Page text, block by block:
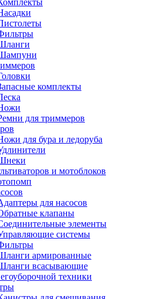
комплекты
для триммеров
для бура и ледоруба
и мотоблоков
для насосов
клапаны
элементы
системы
армированные
всасывающие
техники